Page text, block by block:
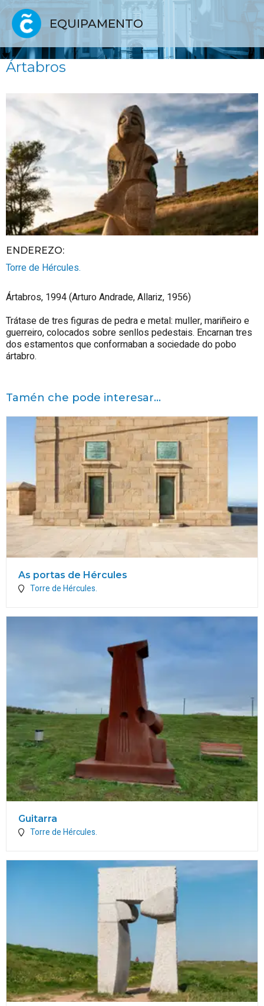
EQUIPAMENTO
Ártabros
ENDEREZO:
Torre de Hércules.
Ártabros, 1994 (Arturo Andrade, Allariz, 1956)
Trátase de tres figuras de pedra e metal: muller, mariñeiro e
guerreiro, colocados sobre senllos pedestais. Encarnan tres
dos estamentos que conformaban a sociedade do pobo
ártabro.
Tamén che pode interesar...
As portas de Hércules
Torre de Hércules.
Guitarra
Torre de Hércules.